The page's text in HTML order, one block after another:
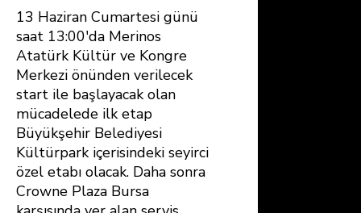
13 Haziran Cumartesi günü
saat 13:00′da Merinos
Atatürk Kültür ve Kongre
Merkezi önünden verilecek
start ile başlayacak olan
mücadelede ilk etap
Büyükşehir Belediyesi
Kültürpark içerisindeki seyirci
özel etabı olacak. Daha sonra
Crowne Plaza Bursa